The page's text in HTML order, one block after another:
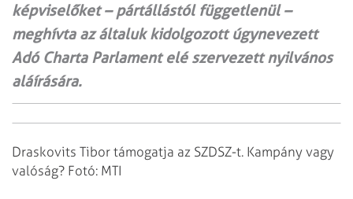
képviselőket – pártállástól függetlenül –
meghívta az általuk kidolgozott úgynevezett
Adó Charta Parlament elé szervezett nyilvános
aláírására.
Draskovits Tibor támogatja az SZDSZ-t. Kampány vagy
valóság? Fotó: MTI